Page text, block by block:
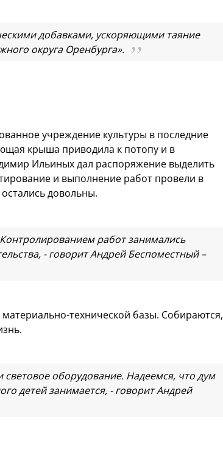
добавками, ускоряющими таяние
округа Оренбурга».
учреждение культуры в последние
крыша приводила к потопу и в
Ильиных дал распоряжение выделить
и выполнение работ провели в
довольны.
работ занимались
- говорит Андрей Беспоместный –
технической базы. Собираются,
световое оборудование. Надеемся, что дум
детей занимается, - говорит Андрей